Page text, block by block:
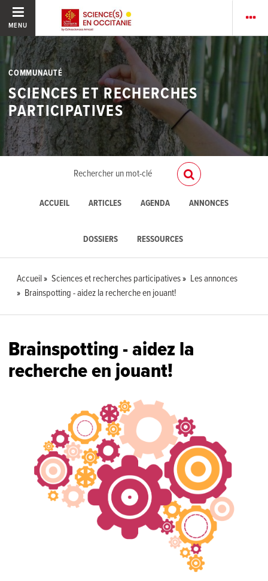
MENU
COMMUNAUTÉ
SCIENCES ET RECHERCHES
PARTICIPATIVES
ACCUEIL ARTICLES AGENDA ANNONCES
DOSSIERS RESSOURCES
Accueil Sciences et recherches participatives
Les annonces
Brainspotting - aidez la recherche en jouant!
Brainspotting - aidez la
recherche en jouant!